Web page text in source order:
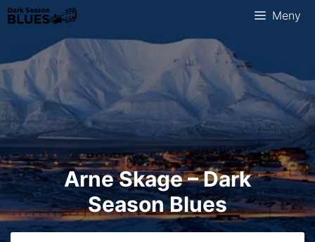
Hopp
til
innhold
Meny
Arne Skage – Dark
Season Blues